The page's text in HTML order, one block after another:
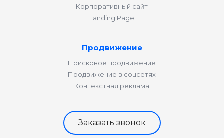
Корпоративный сайт
Landing Page
Продвижение
Поисковое продвижение
Продвижение в соцсетях
Контекстная реклама
Заказать звонок